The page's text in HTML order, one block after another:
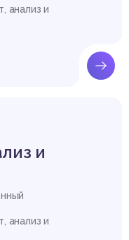
анализ и
и
анализ и